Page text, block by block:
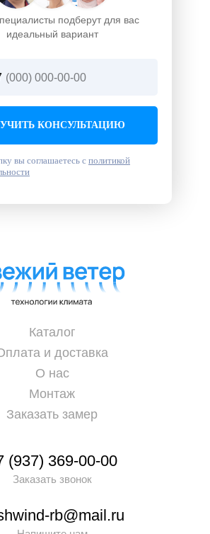
подберут для вас
идеальный вариант
КОНСУЛЬТАЦИЮ
вы соглашаетесь с политикой
(937) 369-00-00
Заказать звонок
rb@mail.ru
Каталог
и доставка
О нас
Монтаж
Заказать замер